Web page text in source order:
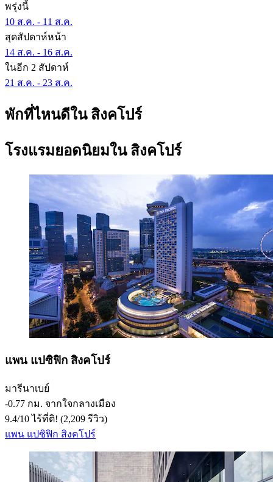
พรุ่งนี้
10 ส.ค. - 11 ส.ค.
สุดสัปดาห์หน้า
14 ส.ค. - 16 ส.ค.
ในอีก 2 สัปดาห์
21 ส.ค. - 23 ส.ค.
พักที่ไหนดีใน สิงคโปร์
โรงแรมยอดนิยมใน สิงคโปร์
แพน แปซิฟิก สิงคโปร์
มารีนาเบย์
‐0.77 กม. จากใจกลางเมือง
9.4/10ไร้ที่ติ! (2,209 รีวิว)
แพน แปซิฟิก สิงคโปร์